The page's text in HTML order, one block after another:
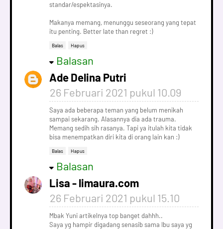
standar/espektasinya.
Makanya memang, menunggu seseorang yang tepat
itu penting. Better late than regret :)
Balas Hapus
Balasan
Ade Delina Putri
26 Februari 2021 pukul 10.09
Saya ada beberapa teman yang belum menikah
sampai sekarang. Alasannya dia ada trauma.
Memang sedih sih rasanya. Tapi ya itulah kita tidak
bisa menempatkan diri kita di orang lain kan :)
Balas Hapus
Balasan
Lisa - limaura.com
26 Februari 2021 pukul 15.10
Mbak Yuni artikelnya top banget dahhh..
Saya yg hampir digadang senasib sama Ibu saya yg